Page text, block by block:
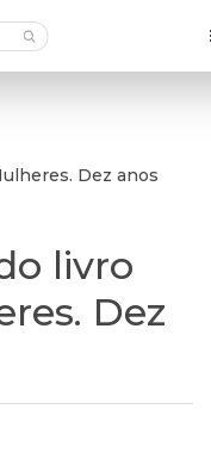
Dez anos
livro
Dez